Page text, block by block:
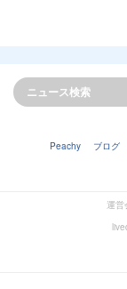
Peachy ブログ
運営